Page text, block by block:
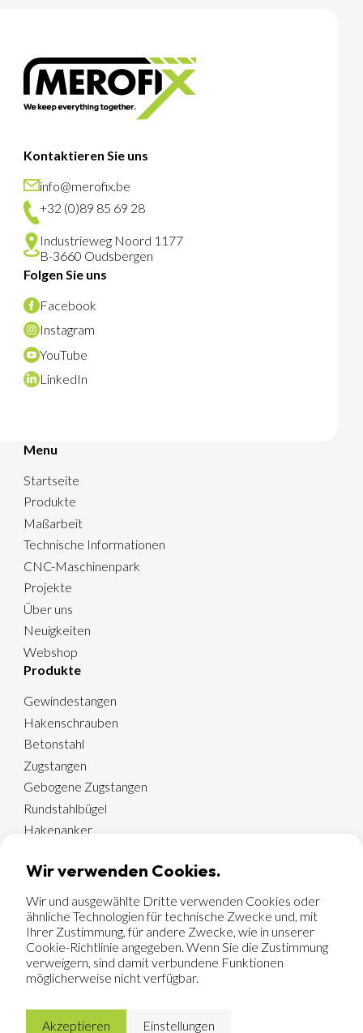
Kontaktieren Sie uns
info@merofix.be
+32 (0)89 85 69 28
Industrieweg Noord 1177
B-3660 Oudsbergen
Folgen Sie uns
Facebook
Instagram
YouTube
LinkedIn
Menu
Startseite
Produkte
Maßarbeit
Technische Informationen
CNC-Maschinenpark
Projekte
Über uns
Neuigkeiten
Webshop
Produkte
Gewindestangen
Hakenschrauben
Betonstahl
Zugstangen
Gebogene Zugstangen
Rundstahlbügel
Hakenanker
Anschweißenden
© 2026 Merofix BV
Verkaufsbedingungen
Cookies
Datenschutzerklärung
fuels this website.
Wir verwenden Cookies.
Wir und ausgewählte Dritte verwenden Cookies oder
ähnliche Technologien für technische Zwecke und, mit
Ihrer Zustimmung, für andere Zwecke, wie in unserer
Cookie-Richtlinie angegeben. Wenn Sie die Zustimmung
verweigern, sind damit verbundene Funktionen
möglicherweise nicht verfügbar.
Akzeptieren Einstellungen